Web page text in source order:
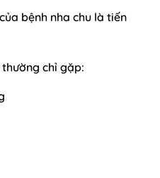
bệnh nha chu là tiến
chỉ gặp: